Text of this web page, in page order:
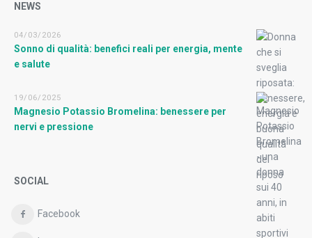
NEWS
04/03/2026
Sonno di qualità: benefici reali per energia, mente
e salute
19/06/2025
Magnesio Potassio Bromelina: benessere per
nervi e pressione
SOCIAL
Facebook